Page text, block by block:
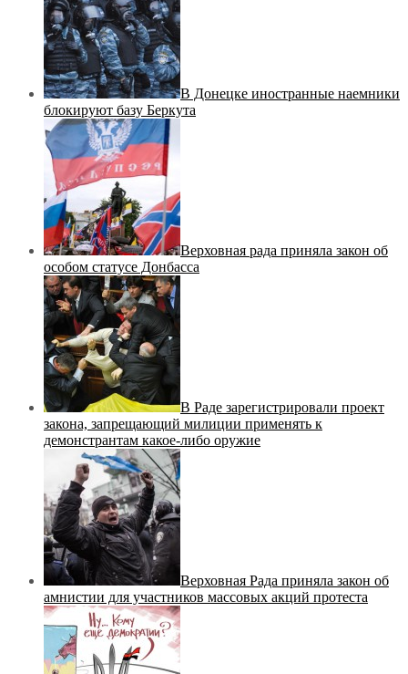
В Донецке иностранные наемники
блокируют базу Беркута
Верховная рада приняла закон об
особом статусе Донбасса
В Раде зарегистрировали проект
закона, запрещающий милиции применять к
демонстрантам какое-либо оружие
Верховная Рада приняла закон об
амнистии для участников массовых акций протеста